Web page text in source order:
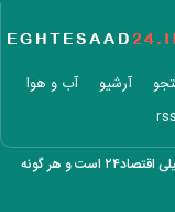
بخشید
شد
آرشیو
آب و هوا
rss
کلیه حقوق این وب سایت متعلق به وب سایت خبری و تحلیلی اقتصاد۲۴ است و هر گونه